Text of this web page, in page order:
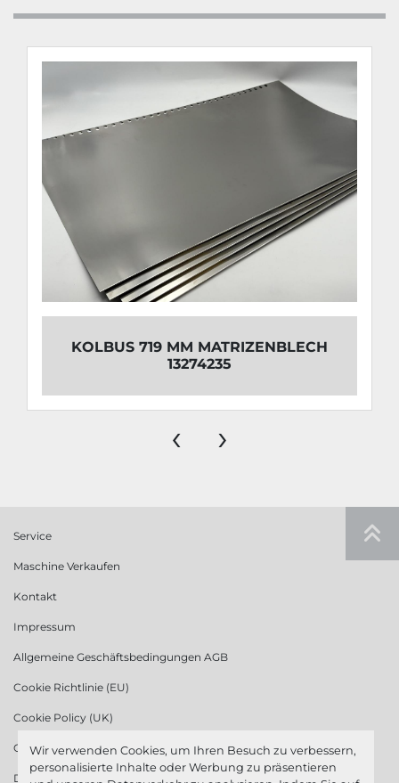
Wir verwenden Cookies, um Ihren Besuch zu verbessern,
personalisierte Inhalte oder Werbung zu präsentieren
KOLBUS 719 MM MATRIZENBLECH
13274235
‹ ›
Service
Maschine Verkaufen
Kontakt
Impressum
Allgemeine Geschäftsbedingungen AGB
Cookie Richtlinie (EU)
Cookie Policy (UK)
Cookie Richtlinie (US)
Datenschutzerklärung